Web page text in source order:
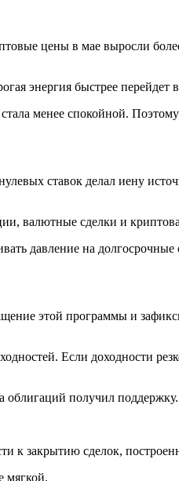
цены в мае выросли
энергия быстрее перейдет
менее спокойной.
ставок делал иену
валютные сделки и
давление на
этой программы и
Если доходности
получил
к закрытию сделок,
мягкой.